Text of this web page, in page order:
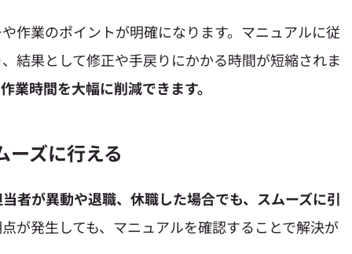
作業のポイントが明確になります。マニュアルに従
結果として修正や手戻りにかかる時間が短縮されま
業時間を大幅に削減できます。
ーズに行える
者が異動や退職、休職した場合でも、スムーズに引
が発生しても、マニュアルを確認することで解決が